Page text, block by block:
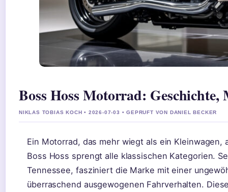
Boss Hoss Motorrad:
NIKLAS TOBIAS KOCH • 2026-07-03 • GEPRUFT VON DANIEL BECKER
Ein Motorrad, das mehr wiegt als ein
Boss Hoss sprengt alle klassischen Kategorien.
Tennessee, fasziniert die Marke mit einer
überraschend ausgewogenen Fahrverhalten.